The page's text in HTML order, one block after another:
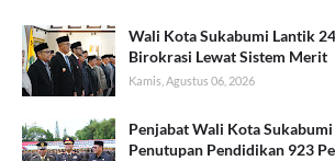
Wali Kota Sukabumi Lantik
Birokrasi Lewat Sistem Merit
Kamis, Agustus 06, 2026
Penjabat Wali Kota
Penutupan Pendidikan 923